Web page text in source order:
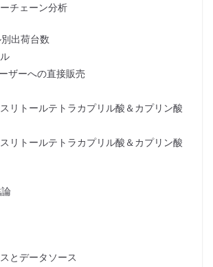
チェーン分析
出荷台数
ザーへの直接販売
リトールテトラカプリル酸＆カプリン酸
リトールテトラカプリル酸＆カプリン酸
とデータソース